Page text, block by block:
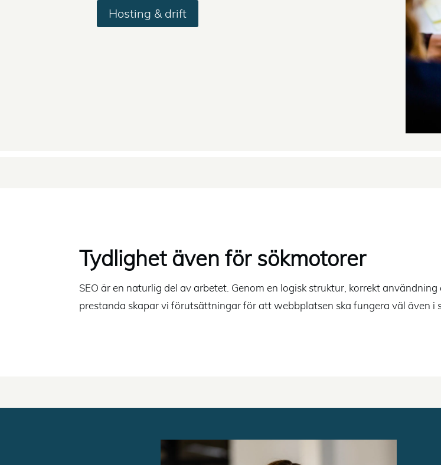
Hosting & drift
Tydlighet även för sökmotorer
SEO är en naturlig del av arbetet. Genom en logisk struktur, korrekt
prestanda skapar vi förutsättningar för att webbplatsen ska fungera väl även i